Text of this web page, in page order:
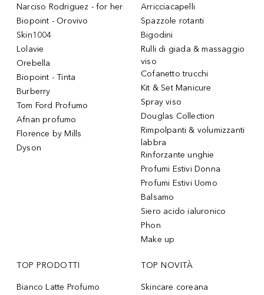
Narciso Rodriguez - for her
Biopoint - Orovivo
Skin1004
Lolavie
Orebella
Biopoint - Tinta
Burberry
Tom Ford Profumo
Afnan profumo
Florence by Mills
Dyson
Arricciacapelli
Spazzole rotanti
Bigodini
Rulli di giada & massaggio
viso
Cofanetto trucchi
Kit & Set Manicure
Spray viso
Douglas Collection
Rimpolpanti & volumizzanti
labbra
Rinforzante unghie
Profumi Estivi Donna
Profumi Estivi Uomo
Balsamo
Siero acido ialuronico
Phon
Make up
TOP PRODOTTI
Bianco Latte Profumo
TOP NOVITÀ
Skincare coreana